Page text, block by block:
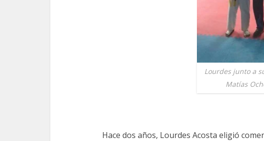
Lourdes junto a
Matías
Hace dos años, Lourdes Acosta eligió